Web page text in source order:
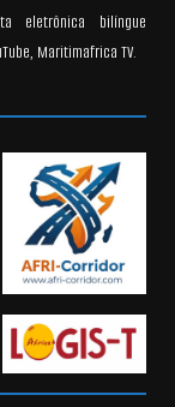
eletrônica bilíngue
Maritimafrica TV.